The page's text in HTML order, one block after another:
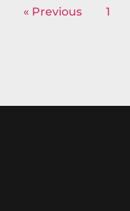
« Previous 1